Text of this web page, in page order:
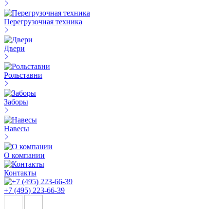
Перегрузочная техника
Двери
Рольставни
Заборы
Навесы
О компании
Контакты
+7 (495) 223-66-39